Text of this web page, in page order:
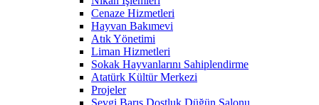
Cenaze Hizmetleri
Hayvan Bakımevi
Atık Yönetimi
Liman Hizmetleri
Sokak Hayvanlarını Sahiplendirme
Atatürk Kültür Merkezi
Projeler
Sevgi Barış Dostluk Düğün Salonu